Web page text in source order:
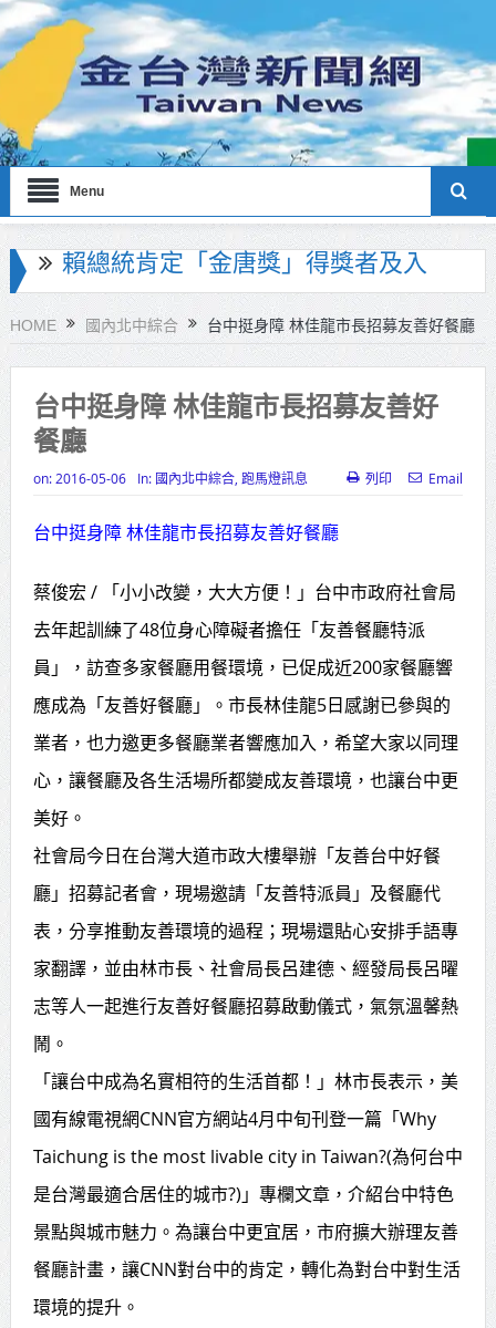
Menu
海巡署南部分署主官大換血 蔡順元
勉提升巡防戰力
北市鮮奶週報再升級！8月31日補助
擴大至國中生
雙北合作里程碑！萬大線動態測試
侯友宜蔣萬安攜手視察
高齡健康產業博覽會8/7盛大登場 新
打鐵厝北側產業園區產業設施公共
高雄「三民運動中心」市長陳其
邁、運動部長李洋各界貴賓共同揭幕
高雄東照山關帝廟全國國中小學書
法比賽 圓滿落幕
賴清德總統主持將官晉任 期勉精進
不對稱戰力
蔣萬安再拋出「倒閣說」 喊推陳其
邁組閣
圍者 允諾完善支持體系
HOME 國內北中綜合 台中挺身障 林佳龍市長招募友善好餐廳
台中挺身障 林佳龍市長招募友善好
餐廳
on: 2016-05-06 In: 國內北中綜合, 跑馬燈訊息 列印 Email
台中挺身障 林佳龍市長招募友善好餐廳
蔡俊宏 / 「小小改變，大大方便！」台中市政府社會局
去年起訓練了48位身心障礙者擔任「友善餐廳特派
員」，訪查多家餐廳用餐環境，已促成近200家餐廳響
應成為「友善好餐廳」。市長林佳龍5日感謝已參與的
業者，也力邀更多餐廳業者響應加入，希望大家以同理
心，讓餐廳及各生活場所都變成友善環境，也讓台中更
美好。
社會局今日在台灣大道市政大樓舉辦「友善台中好餐
廳」招募記者會，現場邀請「友善特派員」及餐廳代
表，分享推動友善環境的過程；現場還貼心安排手語專
家翻譯，並由林市長、社會局長呂建德、經發局長呂曜
志等人一起進行友善好餐廳招募啟動儀式，氣氛溫馨熱
鬧。
「讓台中成為名實相符的生活首都！」林市長表示，美
國有線電視網CNN官方網站4月中旬刊登一篇「Why
Taichung is the most livable city in Taiwan?(為何台中
是台灣最適合居住的城市?)」專欄文章，介紹台中特色
景點與城市魅力。為讓台中更宜居，市府擴大辦理友善
餐廳計畫，讓CNN對台中的肯定，轉化為對台中對生活
環境的提升。